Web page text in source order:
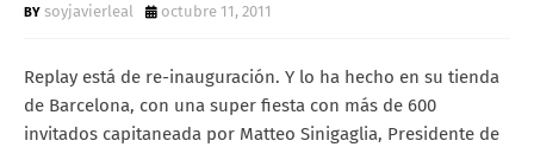
soyjavierleal octubre 11, 2011
Replay está de re-inauguración. Y lo ha hecho en su tienda
de Barcelona, con una super fiesta con más de 600
invitados capitaneada por Matteo Sinigaglia, Presidente de